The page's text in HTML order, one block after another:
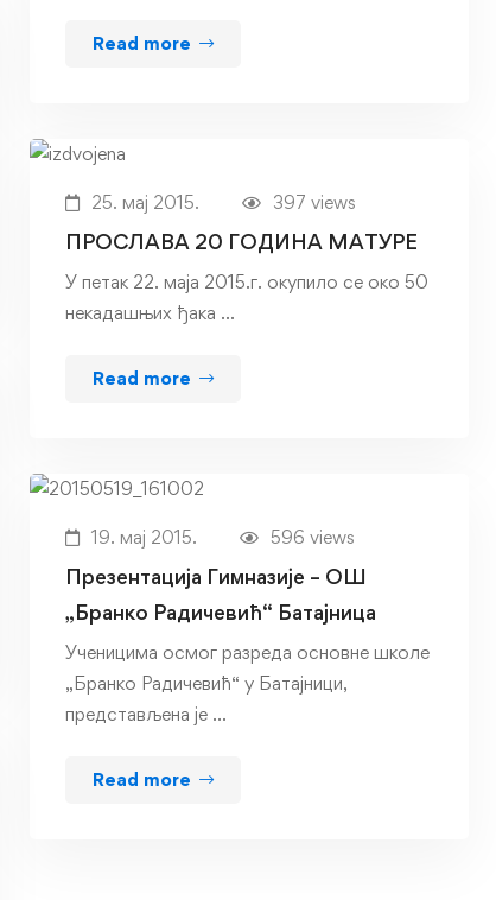
Read more
25. мај 2015. 397 views
ПРОСЛАВА 20 ГОДИНА МАТУРЕ
У петак 22. маја 2015.г. окупило се око 50
некадашњих ђака …
Read more
19. мај 2015. 596 views
Презентација Гимназије – ОШ
„Бранко Радичевић“ Батајница
Ученицима осмог разреда основне школе
„Бранко Радичевић“ у Батајници,
представљена је …
Read more